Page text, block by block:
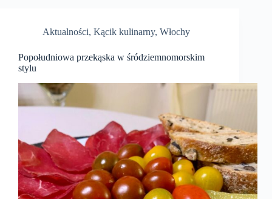
Aktualności, Kącik kulinarny, Włochy
Popołudniowa przekąska w śródziemnomorskim
stylu